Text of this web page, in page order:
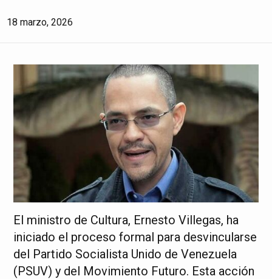
18 marzo, 2026
El ministro de Cultura, Ernesto Villegas, ha
iniciado el proceso formal para desvincularse
del Partido Socialista Unido de Venezuela
(PSUV) y del Movimiento Futuro. Esta acción